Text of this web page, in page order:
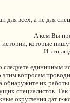
для всех, а не для
А кем Вы
которые
И эти
следуете единичным
вопросам
обнаружите их
специалистов.
округления дат г-